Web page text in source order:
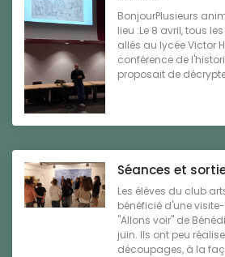
BonjourPlusieurs
lieu :Le 8 avril, tous
allés au lycée Victor
conférence de
proposait de
Séances et
Les élèves du club
bénéficié d'une
"Allons voir" de
juin. Ils ont peu
découpages, à la